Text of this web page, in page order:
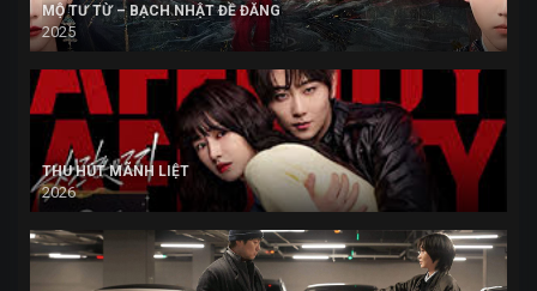
MỘ TƯ TỪ – BẠCH NHẬT ĐỀ ĐĂNG
2025
THU HÚT MÃNH LIỆT
2026